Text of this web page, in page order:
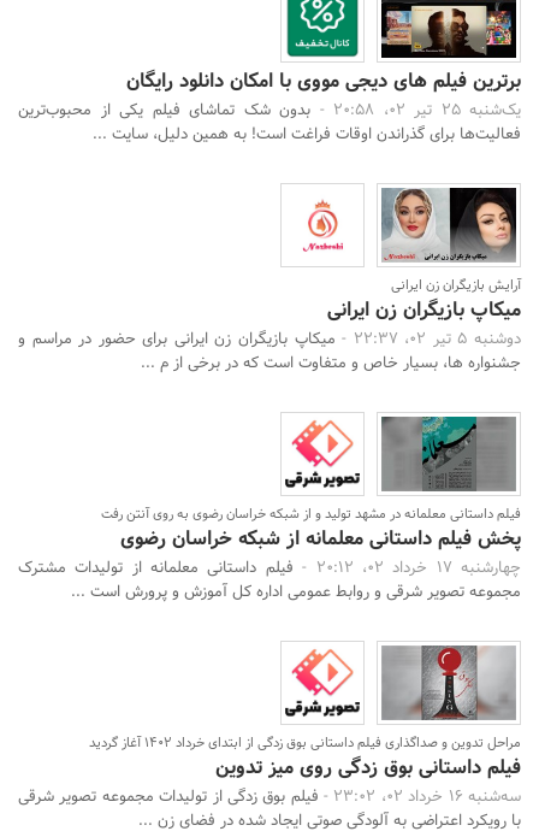
برترین فیلم های دیجی مووی با امکان دانلود رایگان
یک‌شنبه 25 تیر 02، 20:58 -
بدون شک تماشای فیلم یکی از محبوب‌ترین
فعالیت‌ها برای گذراندن اوقات فراغت است! به همین دلیل، سایت ...
آرایش بازیگران زن ایرانی
میکاپ بازیگران زن ایرانی
دوشنبه 5 تیر 02، 22:37 -
میکاپ بازیگران زن ایرانی برای حضور در مراسم و
جشنواره ها، بسیار خاص و متفاوت است که در برخی از م ...
فیلم داستانی معلمانه در مشهد تولید و از شبکه خراسان رضوی به روی آنتن رفت
پخش فیلم داستانی معلمانه از شبکه خراسان رضوی
چهارشنبه 17 خرداد 02، 20:12 -
فیلم داستانی معلمانه از تولیدات مشترک
مجموعه تصویر شرقی و روابط عمومی اداره کل آموزش و پرورش است ...
مراحل تدوین و صداگذاری فیلم داستانی بوق زدگی از ابتدای خرداد ۱۴۰۲ آغاز گردید
فیلم داستانی بوق زدگی روی میز تدوین
سه‌شنبه 16 خرداد 02، 23:02 -
فیلم بوق زدگی از تولیدات مجموعه تصویر شرقی
با رویکرد اعتراضی به آلودگی صوتی ایجاد شده در فضای زن ...